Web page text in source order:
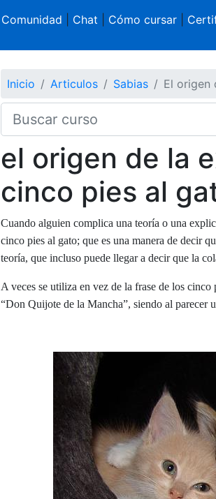
Comunidad Chat Cómo cursar|
Inicio Articulos Sabias El origen
el origen de la
cinco pies al
Cuando alguien complica una teoría o una
cinco pies al gato; que es una manera de decir
teoría, que incluso puede llegar a decir que la
A veces se utiliza en vez de la frase de los
“Don Quijote de la Mancha”, siendo al parecer